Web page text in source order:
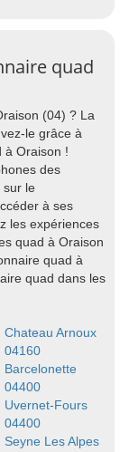
quad
(04) ? La
le grâce à
à Oraison !
des
sur le
à ses
les expériences
quad à Oraison
quad à
quad dans les
Chateau Arnoux
04160
Barcelonette
04400
Uvernet-Fours
04400
Seyne Les Alpes